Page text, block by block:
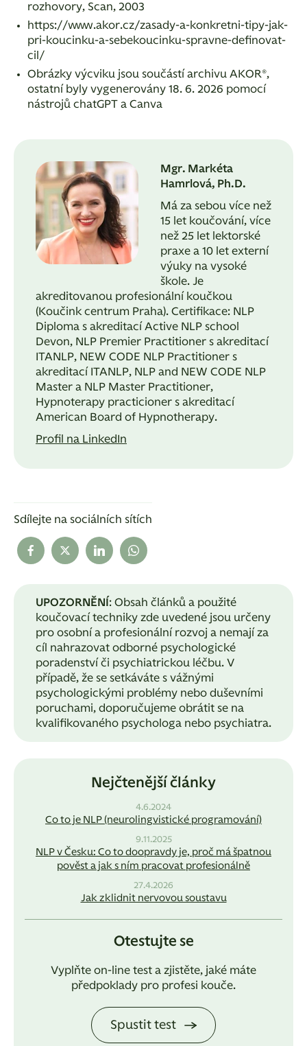
rozhovory, Scan, 2003
https://www.akor.cz/zasady-a-konkretni-tipy-jak-
pri-koucinku-a-sebekoucinku-spravne-definovat-
cil/
Obrázky výcviku jsou součástí archivu AKOR®,
ostatní byly vygenerovány 18. 6. 2026 pomocí
nástrojů chatGPT a Canva
Mgr. Markéta
Hamrlová, Ph.D.
Má za sebou více než
15 let koučování, více
než 25 let lektorské
praxe a 10 let externí
výuky na vysoké
škole. Je
akreditovanou profesionální koučkou
(Koučink centrum Praha). Certifikace: NLP
Diploma s akreditací Active NLP school
Devon, NLP Premier Practitioner s akreditací
ITANLP, NEW CODE NLP Practitioner s
akreditací ITANLP, NLP and NEW CODE NLP
Master a NLP Master Practitioner,
Hypnoterapy practicioner s akreditací
American Board of Hypnotherapy.
Profil na LinkedIn
Sdílejte na sociálních sítích
UPOZORNĚNÍ : Obsah článků a použité
koučovací techniky zde uvedené jsou určeny
pro osobní a profesionální rozvoj a nemají za
cíl nahrazovat odborné psychologické
poradenství či psychiatrickou léčbu. V
případě, že se setkáváte s vážnými
psychologickými problémy nebo duševními
poruchami, doporučujeme obrátit se na
kvalifikovaného psychologa nebo psychiatra.
Nejčtenější články
4.6.2024
Co to je NLP (neurolingvistické programování)
9.11.2025
NLP v Česku: Co to doopravdy je, proč má špatnou
pověst a jak s ním pracovat profesionálně
27.4.2026
Jak zklidnit nervovou soustavu
Otestujte se
Vyplňte on-line test a zjistěte, jaké máte
předpoklady pro profesi kouče.
Spustit test